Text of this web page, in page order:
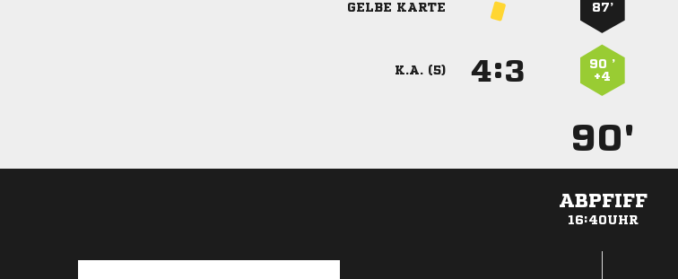
GELBE KARTE 87’
K.A. (5) :
90 ’
+4
90'
ABPFIFF
16:40UHR